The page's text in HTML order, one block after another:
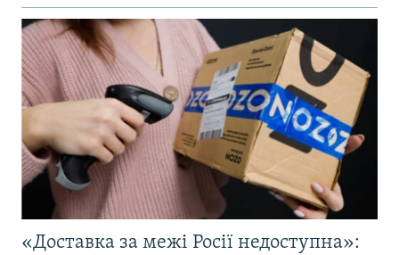
«Доставка за межі Росії недоступна»: